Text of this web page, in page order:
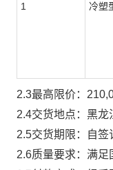
1 冷塑
2.3最高限价：
2.4交货地点：黑龙
2.5交货期限 ： 自签
2.6质量要求： 满足